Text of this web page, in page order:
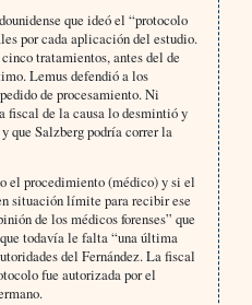
que ideó el “protocolo
por cada aplicación del estudio.
tratamientos, antes del de
Lemus defendió a los
de procesamiento. Ni
fiscal de la causa lo desmintió y
que Salzberg podría correr la
el procedimiento (médico) y si el
situación límite para recibir ese
de los médicos forenses” que
todavía le falta “una última
del Fernández. La fiscal
fue autorizada por el